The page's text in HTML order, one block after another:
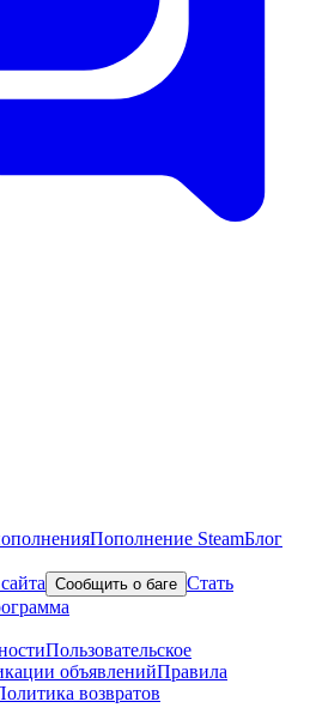
Пополнение SteamБлог
Сообщить о баге Стать
Пользовательское
объявленийПравила
возвратов